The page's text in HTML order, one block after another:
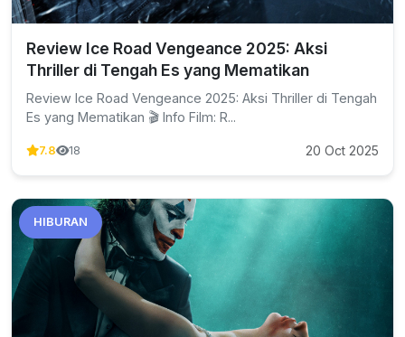
Review Ice Road Vengeance 2025: Aksi
Thriller di Tengah Es yang Mematikan
Review Ice Road Vengeance 2025: Aksi Thriller di Tengah
Es yang Mematikan 🎬 Info Film: R...
7.8 18 20 Oct 2025
HIBURAN